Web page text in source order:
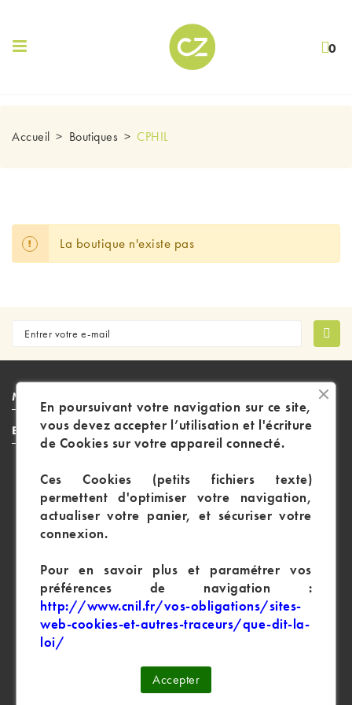
0
Accueil Boutiques CPHIL
La boutique n'existe pas
MAGASINS
EN SAVOIR PLUS
Magasins Physiques :
CP : 3 rue de Picpus 75012 - 09 83 99 00 23
CP : 105 rue des Trois Maillets - Verneuil d'Avre d'Iton
Partenaire de :
Yousenegal.com
En poursuivant votre navigation sur ce site,
vous devez accepter l’utilisation et l'écriture
de Cookies sur votre appareil connecté.
Ces Cookies (petits fichiers texte)
permettent d'optimiser votre navigation,
actualiser votre panier, et sécuriser votre
connexion.
Pour en savoir plus et paramétrer vos
préférences de navigation :
http://www.cnil.fr/vos-obligations/sites-
web-cookies-et-autres-traceurs/que-dit-la-
loi/
Accepter